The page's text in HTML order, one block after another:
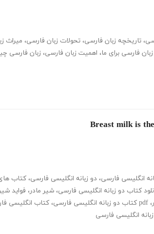
، تاریخچه زبان فارسی، تحولات زبان فارسی، میراث
فارسی برای ما، اهمیت زبان فارسی، زبان فارسی
انگلیسی فارسی، دو زبانه انگلیسی فارسی، کتاب
کتاب دو زبانه انگلیسی فارسی، شیر مادر، فواید
، pdf کتاب دو زبانه انگلیسی فارسی ، کتاب انگلیسی